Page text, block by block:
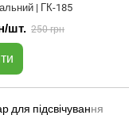
| ГК-185
шт. 250 грн